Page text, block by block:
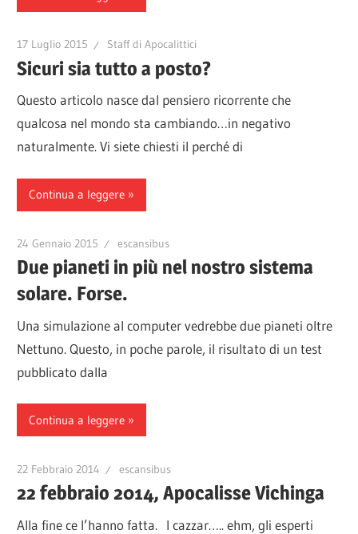
17 Luglio 2015 Staff di Apocalittici
Sicuri sia tutto a posto?
Questo articolo nasce dal pensiero ricorrente che
qualcosa nel mondo sta cambiando…in negativo
naturalmente. Vi siete chiesti il perché di
Continua a leggere
24 Gennaio 2015 escansibus
Due pianeti in più nel nostro sistema
solare. Forse.
Una simulazione al computer vedrebbe due pianeti oltre
Nettuno. Questo, in poche parole, il risultato di un test
pubblicato dalla
Continua a leggere
22 Febbraio 2014 escansibus
22 febbraio 2014, Apocalisse Vichinga
Alla fine ce l’hanno fatta. I cazzar….. ehm, gli esperti